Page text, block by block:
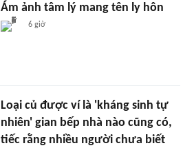
Ám ảnh tâm lý mang tên ly hôn
6 giờ
Loại củ được ví là 'kháng sinh tự
nhiên' gian bếp nhà nào cũng có,
tiếc rằng nhiều người chưa biết